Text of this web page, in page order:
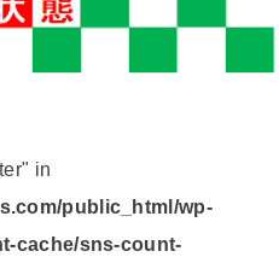
in
public_html/wp-
cache/sns-count-